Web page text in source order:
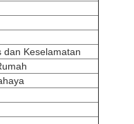
dan Keselamatan